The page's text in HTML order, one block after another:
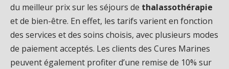
du meilleur prix sur les séjours de thalassothérapie
et de bien-être. En effet, les tarifs varient en fonction
des services et des soins choisis, avec plusieurs modes
de paiement acceptés. Les clients des Cures Marines
peuvent également profiter d’une remise de 10% sur